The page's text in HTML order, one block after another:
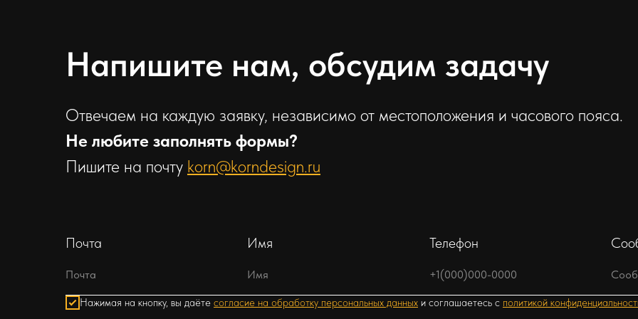
Напишите нам, обсудим задачу
Отвечаем на каждую заявку, независимо от местоположения и часового пояса.
Не любите заполнять формы?
Пишите на почту korn@korndesign.ru
Почта Имя Телефон
Нажимая на кнопку, вы даёте согласие на обработку персональных данных и соглашаетесь c политикой